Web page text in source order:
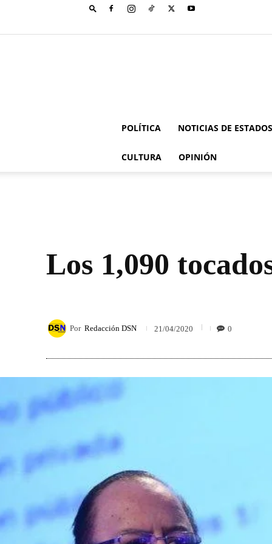
POLÍTICA NOTICIAS DE
CULTURA OPINIÓN
Los 1,090
Por Redacción DSN 21/04/2020 0